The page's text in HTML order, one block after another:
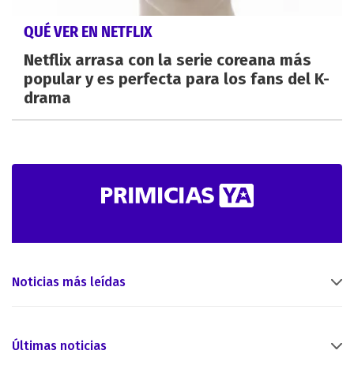
QUÉ VER EN NETFLIX
Netflix arrasa con la serie coreana más
popular y es perfecta para los fans del K-
drama
Noticias más leídas
Últimas noticias